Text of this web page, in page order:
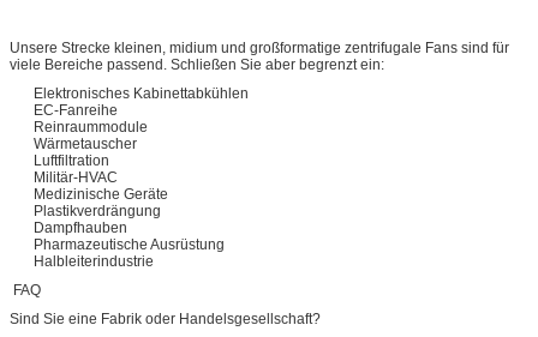
Unsere Strecke kleinen, midium und großformatige zentrifugale Fans sind für
viele Bereiche passend. Schließen Sie aber begrenzt ein:
Elektronisches Kabinettabkühlen
EC-Fanreihe
Reinraummodule
Wärmetauscher
Luftfiltration
Militär-HVAC
Medizinische Geräte
Plastikverdrängung
Dampfhauben
Pharmazeutische Ausrüstung
Halbleiterindustrie
FAQ
Sind Sie eine Fabrik oder Handelsgesellschaft?